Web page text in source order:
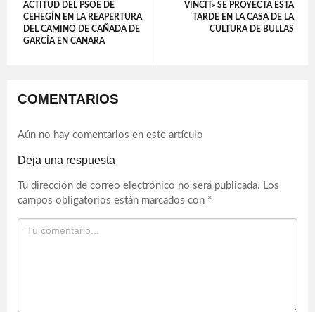
ACTITUD DEL PSOE DE
CEHEGÍN EN LA REAPERTURA
DEL CAMINO DE CAÑADA DE
GARCÍA EN CANARA
VINCIT» SE PROYECTA ESTA
TARDE EN LA CASA DE LA
CULTURA DE BULLAS
COMENTARIOS
Aún no hay comentarios en este artículo
Deja una respuesta
Tu dirección de correo electrónico no será publicada. Los
campos obligatorios están marcados con *